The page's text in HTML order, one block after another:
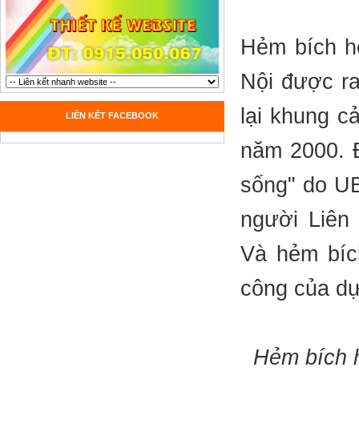
LIÊN KẾT FACEBOOK
Hẻm bích
Nội được
lại khung
năm 2000.
sống" do
người
Và hẻm
công của
Hẻm bích